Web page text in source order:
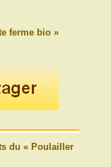
ferme bio »
du « Poulailler